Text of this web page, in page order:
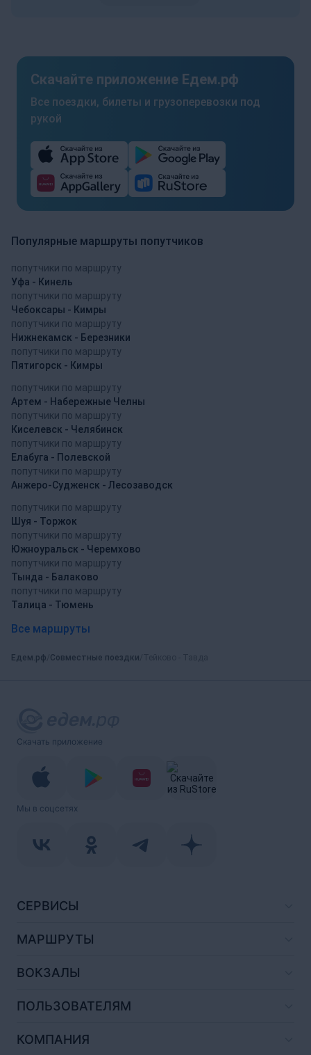
Скачайте приложение Едем.рф
Все поездки, билеты и грузоперевозки под
рукой
Популярные маршруты попутчиков
попутчики по маршруту
Уфа - Кинель
попутчики по маршруту
Чебоксары - Кимры
попутчики по маршруту
Нижнекамск - Березники
попутчики по маршруту
Пятигорск - Кимры
попутчики по маршруту
Артем - Набережные Челны
попутчики по маршруту
Киселевск - Челябинск
попутчики по маршруту
Елабуга - Полевской
попутчики по маршруту
Анжеро-Судженск - Лесозаводск
попутчики по маршруту
Шуя - Торжок
попутчики по маршруту
Южноуральск - Черемхово
попутчики по маршруту
Тында - Балаково
попутчики по маршруту
Талица - Тюмень
Все маршруты
Едем.рф Совместные поездки
Скачать приложение
Мы в соцсетях
СЕРВИСЫ
МАРШРУТЫ
ВОКЗАЛЫ
ПОЛЬЗОВАТЕЛЯМ
КОМПАНИЯ